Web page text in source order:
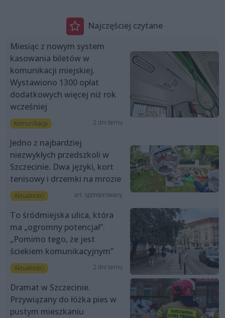
Najczęściej czytane
Miesiąc z nowym system
kasowania biletów w
komunikacji miejskiej.
Wystawiono 1300 opłat
dodatkowych więcej niż rok
wcześniej
Komunikacja 2 dni temu
Jedno z najbardziej
niezwykłych przedszkoli w
Szczecinie. Dwa języki, kort
tenisowy i drzemki na mrozie
Aktualności art. sponsorowany
To śródmiejska ulica, która
ma „ogromny potencjał”.
„Pomimo tego, że jest
ściekiem komunikacyjnym”
Aktualności 2 dni temu
Dramat w Szczecinie.
Przywiązany do łóżka pies w
pustym mieszkaniu